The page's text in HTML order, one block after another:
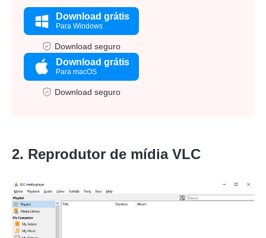
Download grátis
Para Windows
Download seguro
Download grátis
Para macOS
Download seguro
2. Reprodutor de mídia VLC